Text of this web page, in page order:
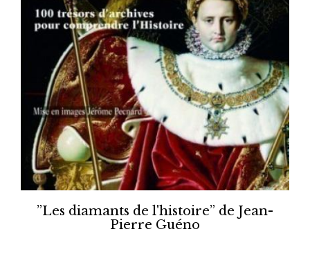
”Les diamants de l'histoire” de Jean-
Pierre Guéno